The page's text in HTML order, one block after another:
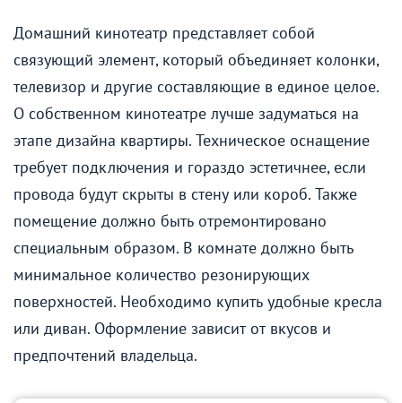
Домашний кинотеатр представляет собой
связующий элемент, который объединяет колонки,
телевизор и другие составляющие в единое целое.
О собственном кинотеатре лучше задуматься на
этапе дизайна квартиры. Техническое оснащение
требует подключения и гораздо эстетичнее, если
провода будут скрыты в стену или короб. Также
помещение должно быть отремонтировано
специальным образом. В комнате должно быть
минимальное количество резонирующих
поверхностей. Необходимо купить удобные кресла
или диван. Оформление зависит от вкусов и
предпочтений владельца.